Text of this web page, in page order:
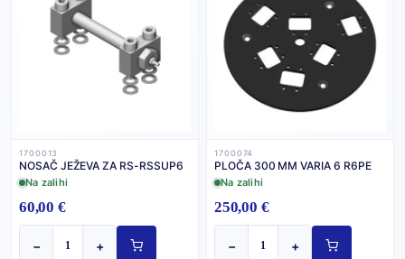
1700013
NOSAČ JEŽEVA ZA RS-RSSUP6
Na zalihi
60,00 €
− +
1700074
PLOČA 300 MM VARIA 6 R6PE
Na zalihi
250,00 €
− +